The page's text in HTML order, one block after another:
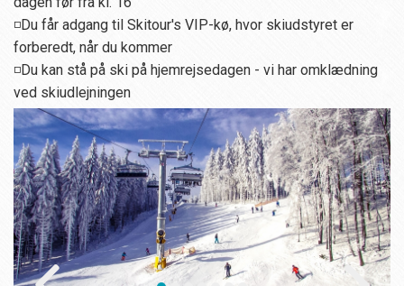
◽Du får adgang til Skitour's VIP-kø, hvor skiudstyret er
forberedt, når du kommer
◽Du kan stå på ski på hjemrejsedagen - vi har omklædning
ved skiudlejningen
prev next